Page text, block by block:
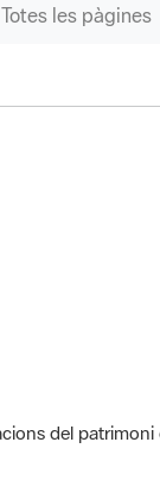
Totes les pàgines
del